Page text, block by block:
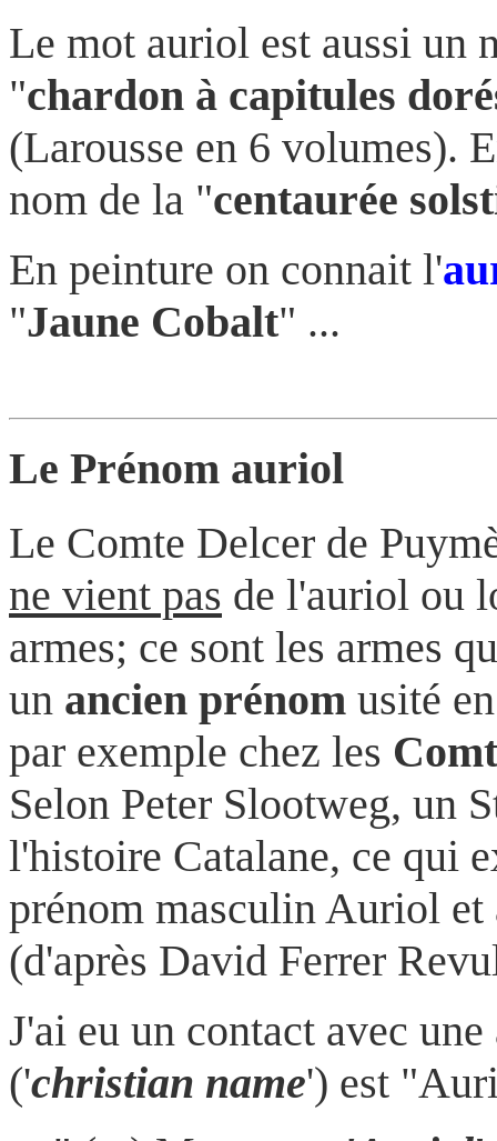
Le mot auriol est aussi un
"chardon à capitules
(Larousse en 6 volumes).
nom de la "centaurée
En peinture on connait l'
"Jaune Cobalt" ...
Le Prénom auriol
Le Comte Delcer de
ne vient pas de l'auriol ou
armes; ce sont les armes
un ancien prénom usité
par exemple chez les
Selon Peter Slootweg, un
l'histoire Catalane, ce qui
prénom masculin Auriol
(d'après David Ferrer
J'ai eu un contact avec
('christian name') est